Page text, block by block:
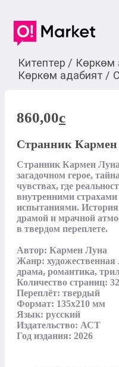
Китептер / Көркөм
Көркөм адабият /
860,00c
Странник
Странник Кармен
загадочном герое,
чувствах, где
внутренними
испытаниями.
драмой и мрачной
в твердом переплете.
Автор: Кармен Луна
Жанр:
драма, романтика,
Количество страниц:
Переплёт: твердый
Формат: 135х210 мм
Язык: русский
Издательство: АСТ
Год издания: 2026